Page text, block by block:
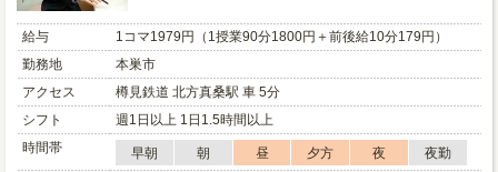
給与
1コマ1979円（1授業90分1800円＋前後給10分179円）
勤務地
本巣市
アクセス
樽見鉄道 北方真桑駅 車 5分
シフト
週1日以上 1日1.5時間以上
時間帯
早朝 朝 昼 夕方 夜
夜勤